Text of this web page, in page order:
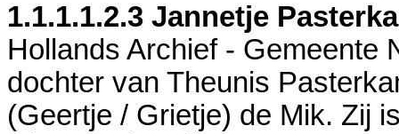
1.1.1.1.2.3 Jannetje
Hollands Archief - Gemeente
dochter van Theunis
(Geertje / Grietje) de Mik. Zij